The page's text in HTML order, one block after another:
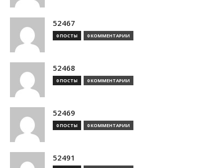
52467
0 ПОСТЫ 0 КОММЕНТАРИИ
52468
0 ПОСТЫ 0 КОММЕНТАРИИ
52469
0 ПОСТЫ 0 КОММЕНТАРИИ
52491